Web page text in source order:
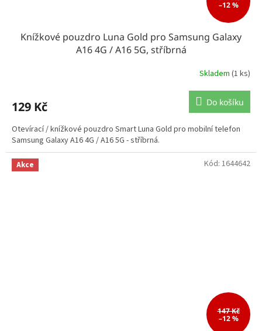
–12 %
Knížkové pouzdro Luna Gold pro Samsung Galaxy
A16 4G / A16 5G, stříbrná
Skladem (1 ks)
129 Kč Do košíku
Otevírací / knížkové pouzdro Smart Luna Gold pro mobilní telefon
Samsung Galaxy A16 4G / A16 5G - stříbrná.
Akce
147 Kč
–12 %
Kód: 1644642